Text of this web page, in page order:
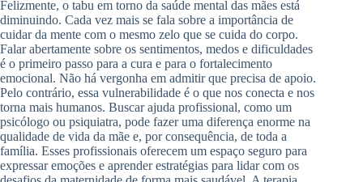
Felizmente, o tabu em torno da saúde mental das mães está
diminuindo. Cada vez mais se fala sobre a importância de
cuidar da mente com o mesmo zelo que se cuida do corpo.
Falar abertamente sobre os sentimentos, medos e dificuldades
é o primeiro passo para a cura e para o fortalecimento
emocional. Não há vergonha em admitir que precisa de apoio.
Pelo contrário, essa vulnerabilidade é o que nos conecta e nos
torna mais humanos. Buscar ajuda profissional, como um
psicólogo ou psiquiatra, pode fazer uma diferença enorme na
qualidade de vida da mãe e, por consequência, de toda a
família. Esses profissionais oferecem um espaço seguro para
expressar emoções e aprender estratégias para lidar com os